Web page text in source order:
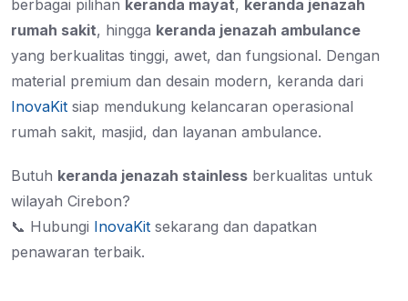
berbagai pilihan keranda mayat, keranda jenazah
rumah sakit, hingga keranda jenazah ambulance
yang berkualitas tinggi, awet, dan fungsional. Dengan
material premium dan desain modern, keranda dari
InovaKit siap mendukung kelancaran operasional
rumah sakit, masjid, dan layanan ambulance.
Butuh keranda jenazah stainless berkualitas untuk
wilayah Cirebon?
📞 Hubungi InovaKit sekarang dan dapatkan
penawaran terbaik.